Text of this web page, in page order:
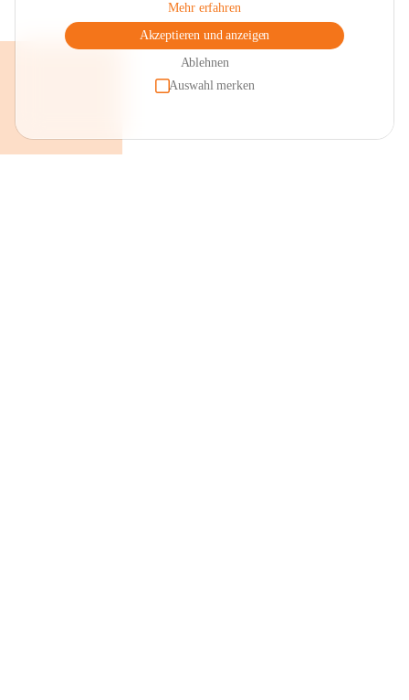
Mehr erfahren
Akzeptieren und anzeigen
Ablehnen
Auswahl merken